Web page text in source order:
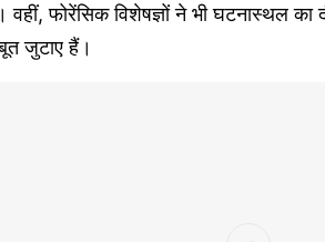
वहीं, फोरेंसिक विशेषज्ञों ने भी घटनास्थल का
जुटाए हैं।